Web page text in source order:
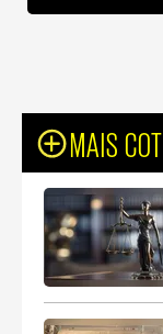
MAIS